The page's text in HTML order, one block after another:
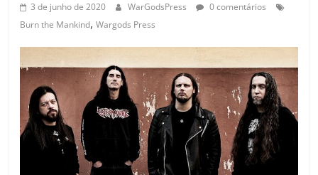
3 de junho de 2020 WarGodsPress
0 comentários
Burn the Mankind,Wargods Press